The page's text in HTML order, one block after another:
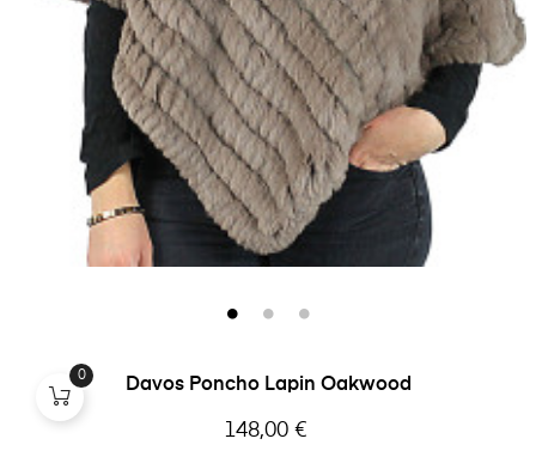
Davos Poncho Lapin Oakwood
Prix
148,00 €
0